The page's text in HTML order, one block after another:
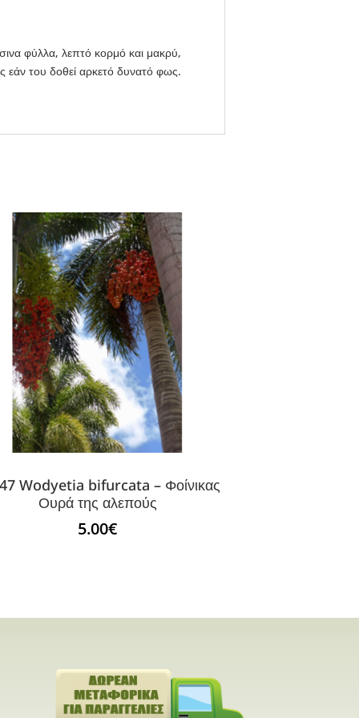
φύλλα, λεπτό κορμό και μακρύ,
εάν του δοθεί αρκετό δυνατό φως.
Wodyetia bifurcata – Φοίνικας
Ουρά της αλεπούς
5.00€